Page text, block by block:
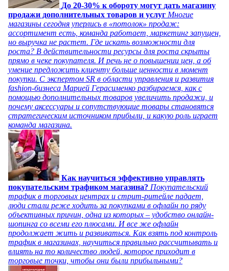
До 20-30% к обороту могут дать магазину
продажи дополнительных товаров и услуг Многие
магазины сегодня уперлись в «потолок» продаж:
ассортимент есть, команда работает, маркетинг запущен,
но выручка не растет. Где искать возможности для
роста? В действительности ресурсы для роста скрыты
прямо в чеке покупателя. И речь не о повышении цен, а об
умение предложить клиенту больше ценности в момент
покупки. С экспертом SR в области управления и развития
fashion-бизнеса Марией Герасименко разбираемся, как с
помощью дополнительных товаров увеличить продажи, и
почему аксессуары и сопутствующие товары становятся
стратегическим источником прибыли, и какую роль играет
команда магазина.
Как научиться эффективно управлять
покупательским трафиком магазина? Покупательский
трафик в торговых центрах и стрит-ритейле падает,
люди стали реже ходить за покупками в офлайн по ряду
объективных причин, одна из которых – удобство онлайн-
шопинга со всеми его плюсами. И все же офлайн
продолжает жить и развиваться. Как взять под контроль
трафик в магазинах, научиться правильно рассчитывать и
влиять на то количество людей, которое приходит в
торговые точки, чтобы они были прибыльными?